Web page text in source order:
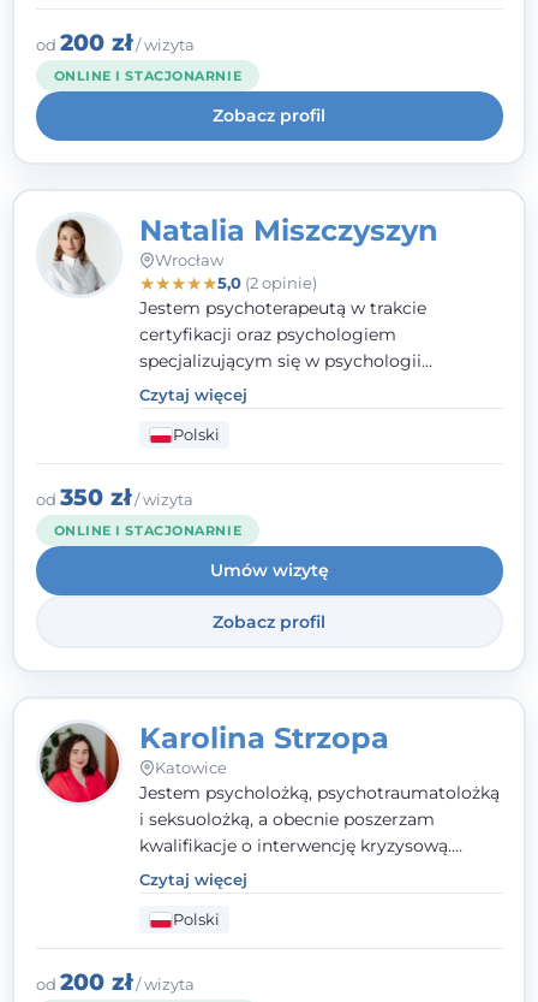
interwencji kryzysowej i seksuologii
klinicznej na SWPS we Wrocławiu. W pracy
kieruję się empatią, etyką zawodową i
uważnością na potrzeby klienta.
od 200 zł/ wizyta
ONLINE I STACJONARNIE
Zobacz profil
Natalia Miszczyszyn
Wrocław
★★★★★5,0(2 opinie)
Jestem psychoterapeutą w trakcie
certyfikacji oraz psychologiem
specjalizującym się w psychologii
klinicznej. Ukończyłam również studia
podyplomowe z Praktycznej Diagnozy
Psychologicznej. Aktywnie uczestniczę w
działalności Polskiego Towarzystwa
Psychiatrycznego oraz Polskiego
Towarzystwa Psychologicznego, a także
jestem członkiem nadzwyczajnym
Wielkopolskiego Towarzystwa Terapii
Systemowej.
Czytaj więcej
Polski
od 350 zł/ wizyta
ONLINE I STACJONARNIE
Umów wizytę
Zobacz profil
Karolina Strzopa
Katowice
Jestem psycholożką, psychotraumatolożką
i seksuolożką, a obecnie poszerzam
kwalifikacje o interwencję kryzysową.
Pracuję w nurcie terapii trzeciej fali, łącząc
metody o potwierdzonej skuteczności.
Towarzyszę młodzieży, dorosłym i parom w
radzeniu sobie z bolesnymi
doświadczeniami tak, by mogli żyć pełniej.
Czytaj więcej
Polski
od 200 zł/ wizyta